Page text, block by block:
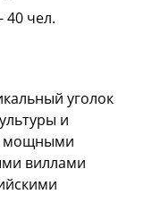
40 чел.
уголок
и
мощными
виллами